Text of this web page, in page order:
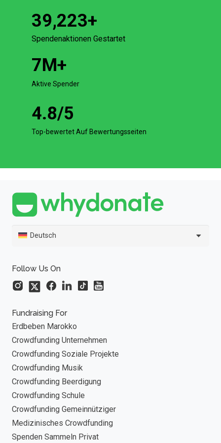
39,223+
Spendenaktionen Gestartet
7M+
Aktive Spender
4.8/5
Top-bewertet Auf Bewertungsseiten
Deutsch
Follow Us On
Fundraising For
Erdbeben Marokko
Crowdfunding Unternehmen
Crowdfunding Soziale Projekte
Crowdfunding Musik
Crowdfunding Beerdigung
Crowdfunding Schule
Crowdfunding Gemeinnütziger
Medizinisches Crowdfunding
Spenden Sammeln Privat